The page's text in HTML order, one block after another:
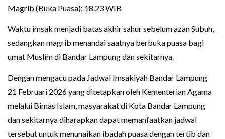
Magrib (Buka Puasa): 18.23 WIB
Waktu imsak menjadi batas akhir sahur sebelum azan Subuh,
sedangkan magrib menandai saatnya berbuka puasa bagi
umat Muslim di Bandar Lampung dan sekitarnya.
Dengan mengacu pada Jadwal Imsakiyah Bandar Lampung
21 Februari 2026 yang ditetapkan oleh Kementerian Agama
melalui Bimas Islam, masyarakat di Kota Bandar Lampung
dan sekitarnya diharapkan dapat memanfaatkan jadwal
tersebut untuk menunaikan ibadah puasa dengan tertib dan